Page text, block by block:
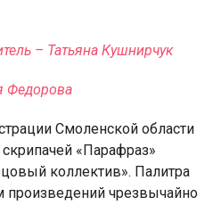
– Татьяна Кушнирчук
Федорова
Смоленской области
«Парафраз»
коллектив». Палитра
произведений чрезвычайно